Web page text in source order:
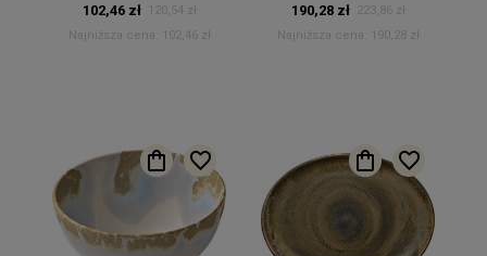
102,46 zł
120,54 zł
Najniższa cena:
102,46 zł
190,28 zł 223,86 zł
Najniższa cena:
190,28 zł